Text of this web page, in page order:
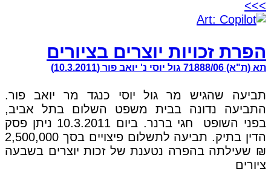
>>>
הפרת זכויות יוצרים בציורים
תא (ת"א) 71888/06 גול יוסי נ' יואב פור (10.3.2011)
תביעה שהגיש מר גול יוסי כנגד מר יואב פור.
התביעה נדונה בבית משפט השלום בתל אביב,
בפני השופט חגי ברנר. ביום 10.3.2011 ניתן פסק
הדין בתיק. תביעה לתשלום פיצויים בסך 2,500,000
₪ שעילתה בהפרה נטענת של זכות יוצרים בשבעה
ציורים